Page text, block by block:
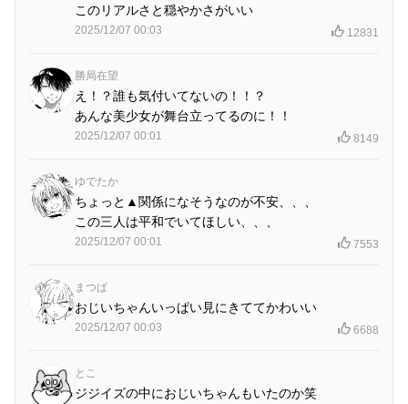
このリアルさと穏やかさがいい
2025/12/07 00:03 12831
勝局在望
え！？誰も気付いてないの！！？
あんな美少女が舞台立ってるのに！！
2025/12/07 00:01 8149
ゆでたか
ちょっと▲関係になそうなのが不安、、、
この三人は平和でいてほしい、、、
2025/12/07 00:01 7553
まつぱ
おじいちゃんいっぱい見にきててかわいい
2025/12/07 00:03 6688
とこ
ジジイズの中におじいちゃんもいたのか笑